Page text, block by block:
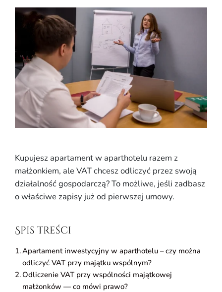
Kupujesz apartament w aparthotelu razem z
małżonkiem, ale VAT chcesz odliczyć przez swoją
działalność gospodarczą? To możliwe, jeśli zadbasz
o właściwe zapisy już od pierwszej umowy.
Spis treści
Apartament inwestycyjny w aparthotelu – czy można
odliczyć VAT przy majątku wspólnym?
Odliczenie VAT przy wspólności majątkowej
małżonków — co mówi prawo?